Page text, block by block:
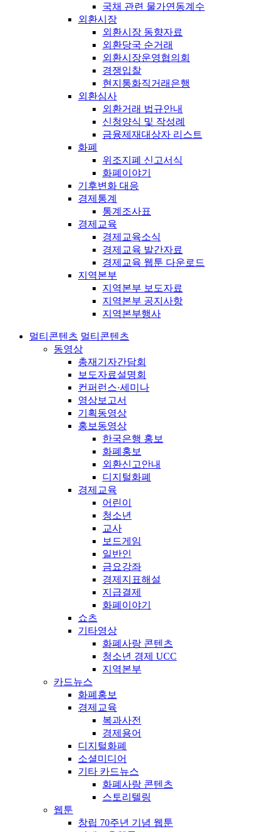
국채 관련 물가연동계수
외환시장
외환시장 동향자료
외환당국 순거래
외환시장운영협의회
경쟁입찰
현지통화직거래은행
외환심사
외환거래 법규안내
신청양식 및 작성례
금융제재대상자 리스트
화폐
위조지폐 신고서식
화폐이야기
기후변화 대응
경제통계
통계조사표
경제교육
경제교육소식
경제교육 발간자료
경제교육 웹툰 다운로드
지역본부
지역본부 보도자료
지역본부 공지사항
지역본부행사
멀티콘텐츠 멀티콘텐츠
동영상
총재기자간담회
보도자료설명회
컨퍼런스·세미나
영상보고서
기획동영상
홍보동영상
한국은행 홍보
화폐홍보
외환신고안내
디지털화폐
경제교육
어린이
청소년
교사
보드게임
일반인
금요강좌
경제지표해설
지급결제
화폐이야기
쇼츠
기타영상
화폐사랑 콘텐츠
청소년 경제 UCC
지역본부
카드뉴스
화폐홍보
경제교육
복과사전
경제용어
디지털화폐
소셜미디어
기타 카드뉴스
화폐사랑 콘텐츠
스토리텔링
웹툰
창립 70주년 기념 웹툰